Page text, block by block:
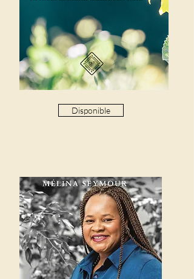
Disponible